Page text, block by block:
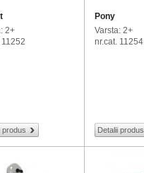
2+
11252
produs
Pony
Varsta: 2+
nr.cat. 11254
Detalii produs